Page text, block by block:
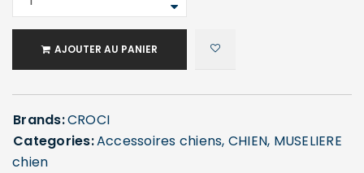
CONNECTER
AJOUTER AU PANIER
Brands:CROCI
Categories:Accessoires chiens, CHIEN, MUSELIERE
chien